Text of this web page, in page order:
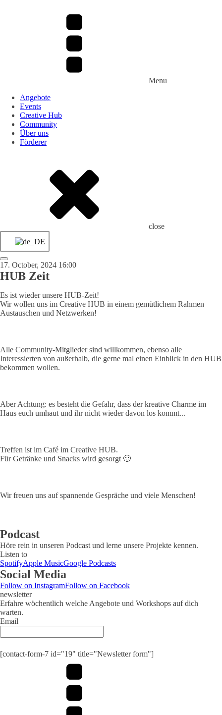
Menu
Angebote
Events
Creative Hub
Community
Über uns
Förderer
close
17. October, 2024 16:00
HUB Zeit
Es ist wieder unsere HUB-Zeit!
Wir wollen uns im Creative HUB in einem gemütlichem Rahmen
Austauschen und Netzwerken!
Alle Community-Mitglieder sind willkommen, ebenso alle
Interessierten von außerhalb, die gerne mal einen Einblick in den HUB
bekommen wollen.
Aber Achtung: es besteht die Gefahr, dass der kreative Charme im
Haus euch umhaut und ihr nicht wieder davon los kommt...
Treffen ist im Café im Creative HUB.
Für Getränke und Snacks wird gesorgt 🙂
Wir freuen uns auf spannende Gespräche und viele Menschen!
Podcast
Höre rein in unseren Podcast und lerne unsere Projekte kennen.
Listen to
SpotifyApple MusicGoogle Podcasts
Social Media
Follow on InstagramFollow on Facebook
newsletter
Erfahre wöchentlich welche Angebote und Workshops auf dich
warten.
Email
[contact-form-7 id="19" title="Newsletter form"]